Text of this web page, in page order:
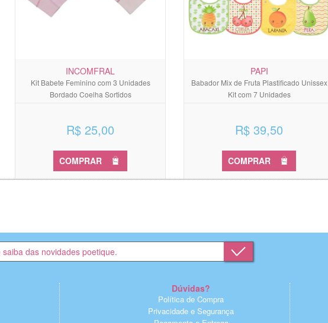
INCOMFRAL
Kit Babete Feminino com 3 Unidades
Bordado Coelha Sortidos
R$ 25,00
COMPRAR
PAPI
Babador Mix de Fruta Plastificado Unissex
Kit com 7 Unidades
R$ 39,50
COMPRAR
Dúvidas?
Política de Compra
Privacidade e Segurança